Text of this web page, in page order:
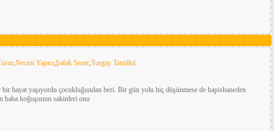
,Necmi Yapıcı,Şafak Sezer,Turgay Tanülkü
bir hayat yaşıyordu çocukluğundan beri. Bir gün yolu hiç düşünmese de hapishaneden
baba koğuşunun sakinleri onu